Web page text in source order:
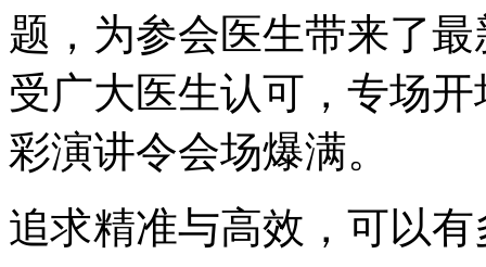
题，为参会医生带来了
受广大医生认可，专场
彩演讲令会场爆满。
追求精准与高效，可以